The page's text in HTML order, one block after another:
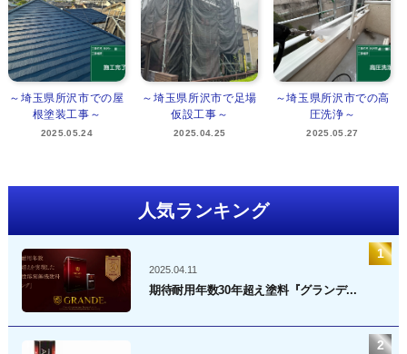
～埼玉県所沢市での屋
根塗装工事～
2025.05.24
～埼玉県所沢市で足場
仮設工事～
2025.04.25
～埼玉県所沢市での高
圧洗浄～
2025.05.27
人気ランキング
2025.04.11
期待耐用年数30年超え塗料『グランデ...